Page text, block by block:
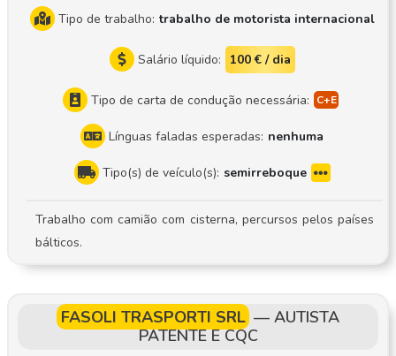
Tipo de trabalho: trabalho de motorista internacional
Salário líquido: 100 € / dia
Tipo de carta de condução necessária:
Línguas faladas esperadas: nenhuma
Tipo(s) de veículo(s): semirreboque
Trabalho com camião com cisterna, percursos pelos países
bálticos.
FASOLI TRASPORTI SRL — AUTISTA
PATENTE E CQC